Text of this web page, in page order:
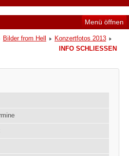
Menü öffnen
Bilder from Hell
Konzertfotos 2013
INFO SCHLIESSEN